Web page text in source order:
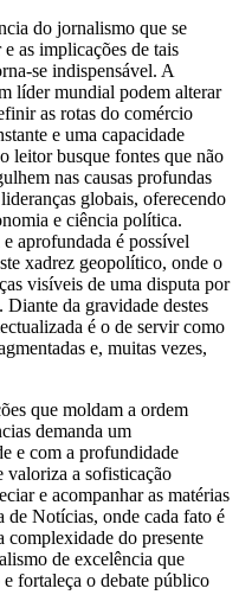
do jornalismo que se
as implicações de tais
se indispensável. A
líder mundial podem alterar
as rotas do comércio
e uma capacidade
leitor busque fontes que não
nas causas profundas
globais, oferecendo
e ciência política.
aprofundada é possível
xadrez geopolítico, onde o
visíveis de uma disputa por
da gravidade destes
é o de servir como
e, muitas vezes,
que moldam a ordem
demanda um
e com a profundidade
a sofisticação
e acompanhar as matérias
de Notícias, onde cada fato é
complexidade do presente
de excelência que
fortaleça o debate público